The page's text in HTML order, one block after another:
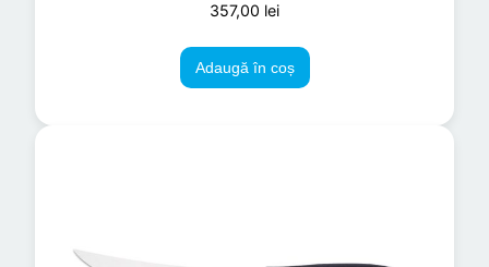
357,00 lei
Adaugă în coș